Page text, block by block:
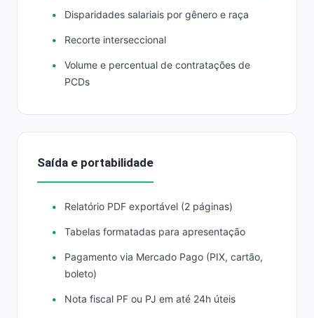
Disparidades salariais por gênero e raça
Recorte interseccional
Volume e percentual de contratações de
PCDs
Saída e portabilidade
Relatório PDF exportável (2 páginas)
Tabelas formatadas para apresentação
Pagamento via Mercado Pago (PIX, cartão,
boleto)
Nota fiscal PF ou PJ em até 24h úteis